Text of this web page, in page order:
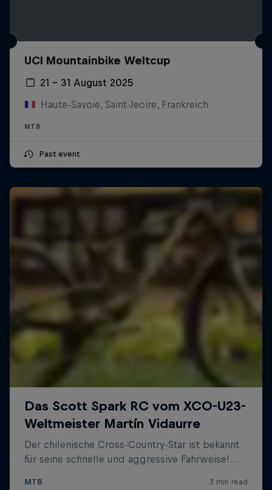
UCI Mountainbike Weltcup
21 – 31 August 2025
Haute-Savoie, Saint-Jeoire, Frankreich
MTB
Past event